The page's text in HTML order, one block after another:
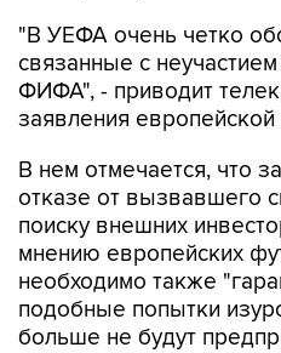
"В УЕФА очень четко
связанные с
ФИФА", - приводит
заявления европейской
В нем отмечается, что
отказе от вызвавшего
поиску внешних
мнению европейских
необходимо также
подобные попытки
больше не будут